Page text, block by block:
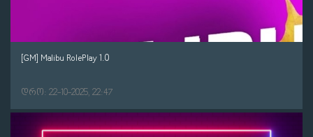
[GM] Malibu RolePlay 1.0
დრო: 22-10-2025, 22:47